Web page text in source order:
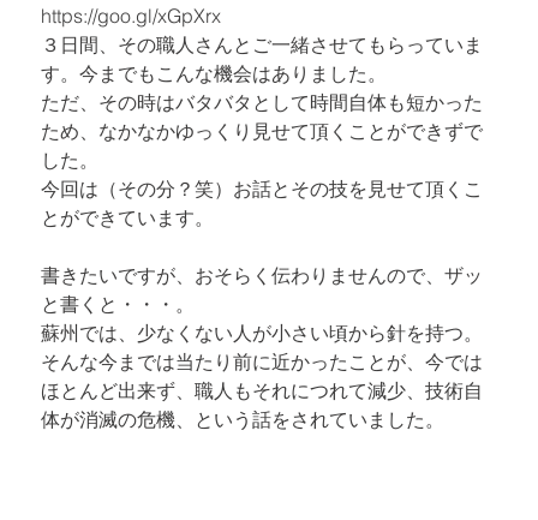
https://goo.gl/xGpXrx
３ 日間、その職人さんとご一緒させてもらっていま
す。今までもこんな機会はありました。
ただ、その時はバタバタとして時間自体も短かった
ため、なかなかゆっくり見せて頂くことができずで
した。
今回は（その分？笑）お話とその技を見せて頂くこ
とができています。
書きたいですが、おそらく伝わりませんので、ザッ
と書くと・・・。
蘇州では、少なくない人が小さい頃から針を持つ。
そんな今までは当たり前に近かったことが、今では
ほとんど出来ず、職人もそれにつれて減少、技術自
体が消滅の危機、という話をされていました。